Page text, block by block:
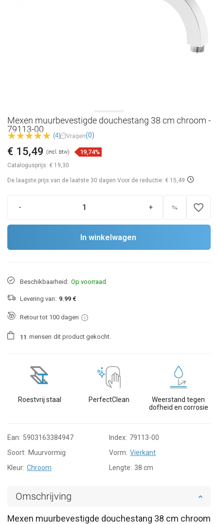
Mexen muurbevestigde douchestang 38 cm chroom -
79113-00
(4) Vragen(0)
Catalogusprijs: € 19,30
€ 15,49 (incl. btw) 19,74%
De laagste prijs van de laatste 30 dagen Voor de reductie: € 15,49
- + favorite_border
In winkelwagen
Beschikbaarheid: Op voorraad
Levering van: 9.99 €
Retour tot 100 dagen
1 1 mensen dit product gekocht.
Roestvrij staal PerfectClean
Weerstand tegen
dofheid en corrosie
Ean: 5903163384947 Index: 79113-00
Soort: Muurvormig Vorm: Vierkant
Kleur: Chroom Lengte: 38 cm
Omschrijving
Mexen muurbevestigde douchestang 38 cm chroom